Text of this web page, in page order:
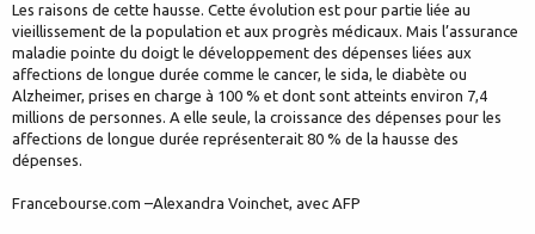
Les raisons de cette hausse. Cette évolution est pour partie liée au
vieillissement de la population et aux progrès médicaux. Mais l’assurance
maladie pointe du doigt le développement des dépenses liées aux
affections de longue durée comme le cancer, le sida, le diabète ou
Alzheimer, prises en charge à 100 % et dont sont atteints environ 7,4
millions de personnes. A elle seule, la croissance des dépenses pour les
affections de longue durée représenterait 80 % de la hausse des
dépenses.
Francebourse.com –Alexandra Voinchet, avec AFP